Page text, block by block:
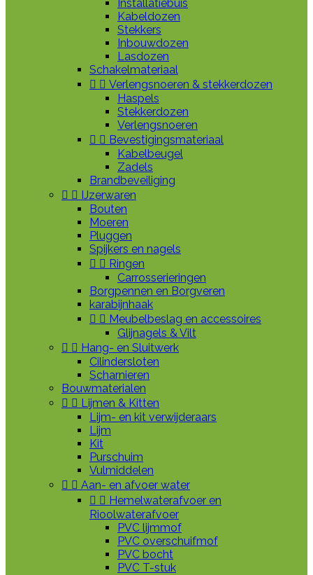
Installatiebuis
Kabeldozen
Stekkers
Inbouwdozen
Lasdozen
Schakelmateriaal
  Verlengsnoeren & stekkerdozen
Haspels
Stekkerdozen
Verlengsnoeren
  Bevestigingsmateriaal
Kabelbeugel
Zadels
Brandbeveiliging
  IJzerwaren
Bouten
Moeren
Pluggen
Spijkers en nagels
  Ringen
Carrosserieringen
Borgpennen en Borgveren
karabijnhaak
  Meubelbeslag en accessoires
Glijnagels & Vilt
  Hang- en Sluitwerk
Cilindersloten
Scharnieren
Bouwmaterialen
  Lijmen & Kitten
Lijm- en kit verwijderaars
Lijm
Kit
Purschuim
Vulmiddelen
  Aan- en afvoer water
  Hemelwaterafvoer en
Rioolwaterafvoer
PVC lijmmof
PVC overschuifmof
PVC bocht
PVC T-stuk